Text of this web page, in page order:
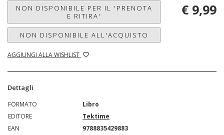
NON DISPONIBILE PER IL 'PRENOTA
E RITIRA'
NON DISPONIBILE ALL'ACQUISTO
AGGIUNGI ALLA WISHLIST
€ 9,99
Dettagli
FORMATO
Libro
EDITORE
Tektime
EAN
9788835429883